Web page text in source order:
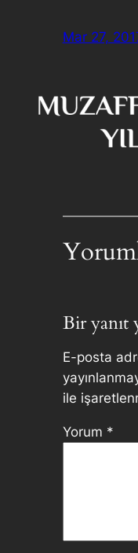
Mar 27,
Bir yanıt
E-posta
ile
Yorum *